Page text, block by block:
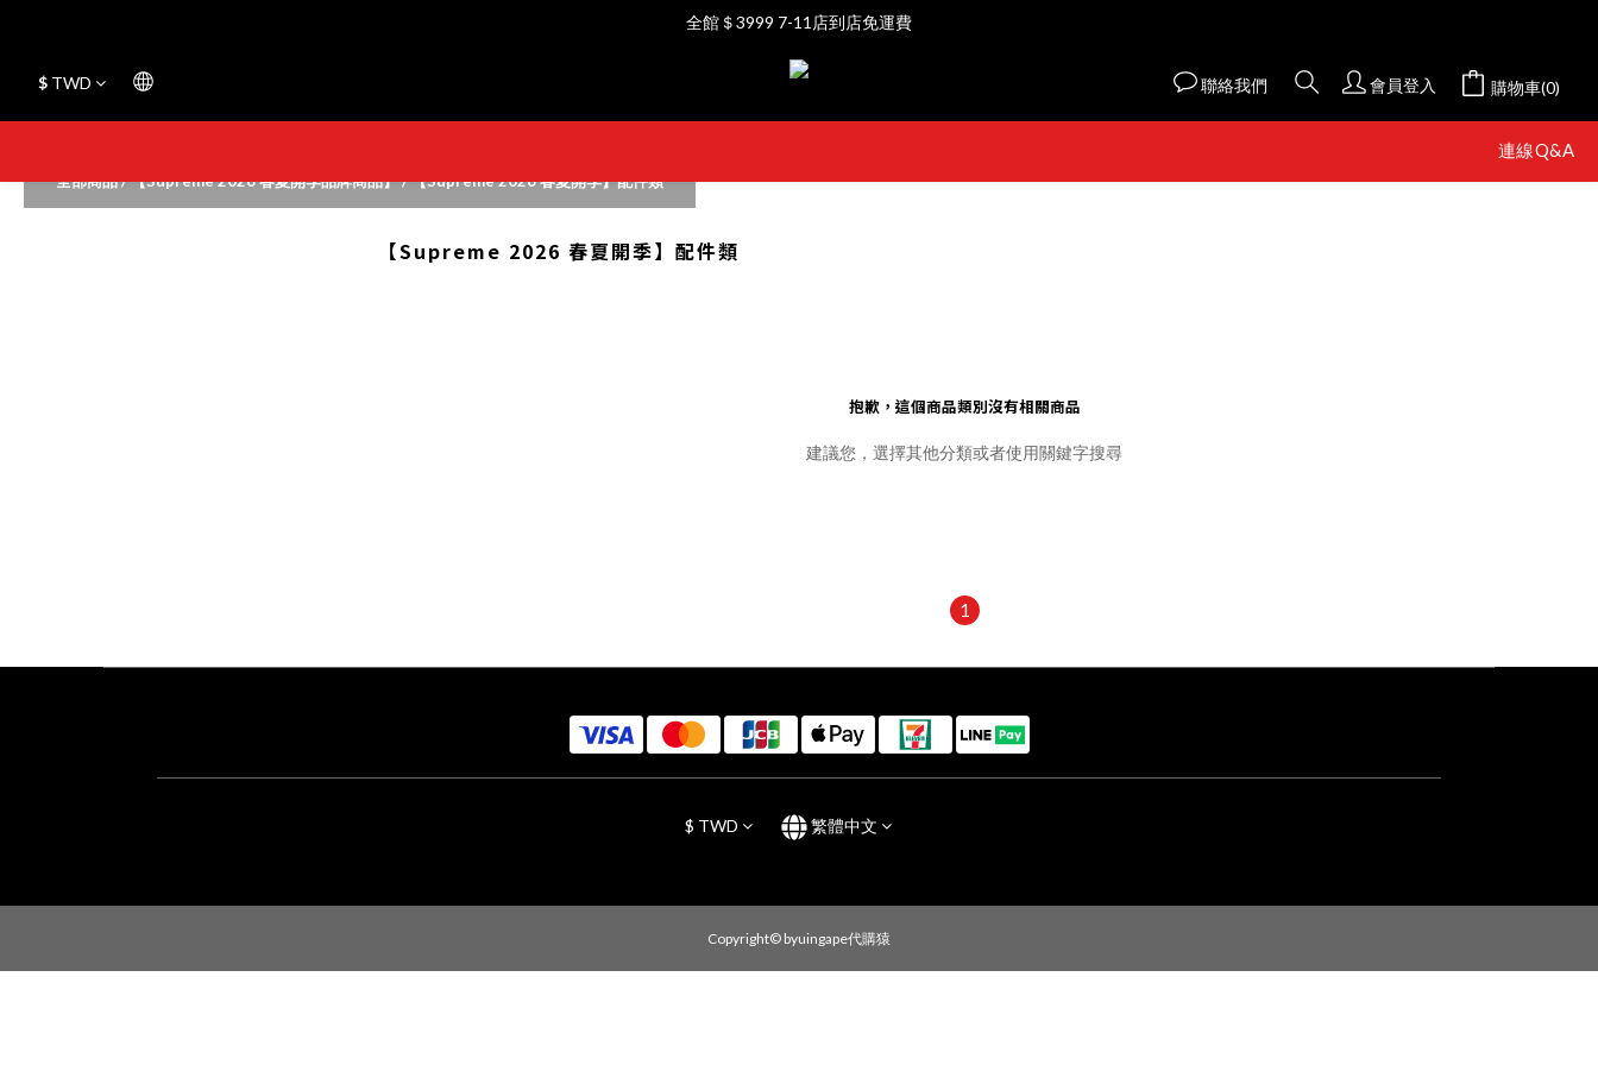
全館＄3999 7-11店到店免運費
全館＄3999 7-11店到店免運費
💳支援信用卡、Apple Pay、網銀轉帳等支付方式
$ TWD 聯絡我們 會員登入 購物車(0)
連線Q&A
全部商品/【Supreme 2026 春夏開季品牌商品】/【Supreme 2026 春夏開季】配件類
【Supreme 2026 春夏開季】配件類
抱歉，這個商品類別沒有相關商品
建議您，選擇其他分類或者使用關鍵字搜尋
1
$ TWD 繁體中文
Copyright© byuingape代購猿